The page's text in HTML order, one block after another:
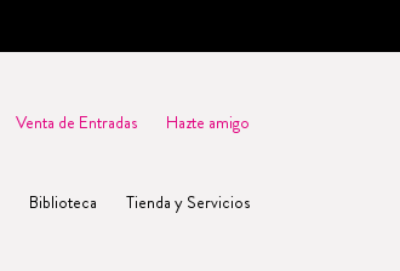
Venta de Entradas Hazte amigo
Biblioteca Tienda y Servicios